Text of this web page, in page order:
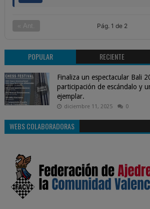
« Ant. Pág. 1 de 2
POPULAR RECIENTE
Finaliza un espectacular Bali
participación de escándalo y
ejemplar.
diciembre 11, 2025 0
WEBS COLABORADORAS